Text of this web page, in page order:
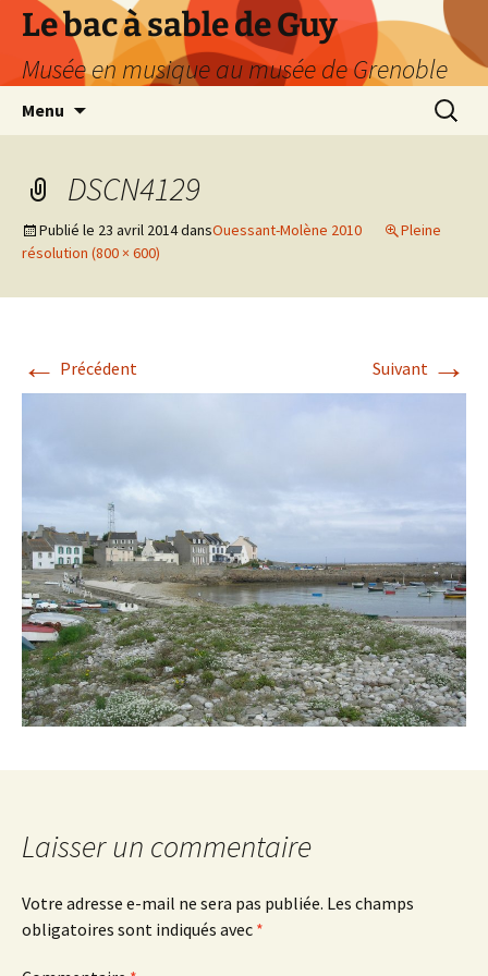
Le bac à sable de Guy
Musée en musique au musée de Grenoble
Menu
DSCN4129
Publié le 23 avril 2014dansOuessant-Molène 2010
Pleine
résolution (800 × 600)
← Précédent Suivant →
Laisser un commentaire
Votre adresse e-mail ne sera pas publiée. Les champs
obligatoires sont indiqués avec *